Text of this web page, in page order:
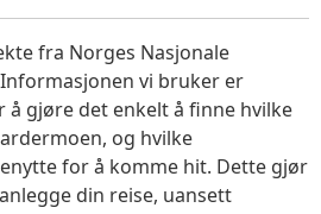
fra Norges Nasjonale
vi bruker er
å gjøre det enkelt å finne hvilke
og hvilke
for å komme hit. Dette gjør
din reise, uansett